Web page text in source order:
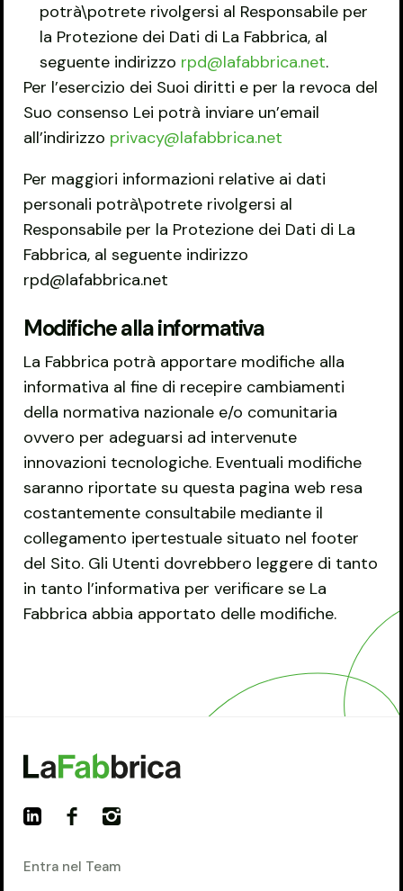
potrà\potrete rivolgersi al Responsabile per
la Protezione dei Dati di La Fabbrica, al
seguente indirizzo rpd@lafabbrica.net.
Per l’esercizio dei Suoi diritti e per la revoca del
Suo consenso Lei potrà inviare un’email
all’indirizzo privacy@lafabbrica.net
Per maggiori informazioni relative ai dati
personali potrà\potrete rivolgersi al
Responsabile per la Protezione dei Dati di La
Fabbrica, al seguente indirizzo
rpd@lafabbrica.net
Modifiche alla informativa
La Fabbrica potrà apportare modifiche alla
informativa al fine di recepire cambiamenti
della normativa nazionale e/o comunitaria
ovvero per adeguarsi ad intervenute
innovazioni tecnologiche. Eventuali modifiche
saranno riportate su questa pagina web resa
costantemente consultabile mediante il
collegamento ipertestuale situato nel footer
del Sito. Gli Utenti dovrebbero leggere di tanto
in tanto l’informativa per verificare se La
Fabbrica abbia apportato delle modifiche.
Entra nel Team